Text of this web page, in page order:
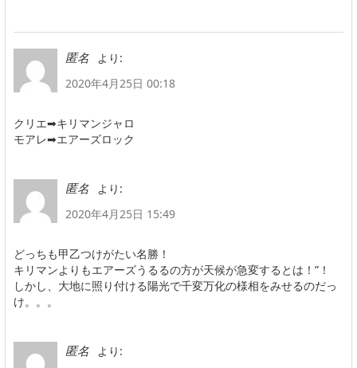
匿名
より:
2020年4月25日 00:18
クリエ➡キリマンジャロ
モアレ➡エアーズロック
匿名
より:
2020年4月25日 15:49
どっちも甲乙つけがたい名勝！
キリマンよりもエアーズうるるの方が天候が急変するとは！”！
しかし、大地に照り付ける陽光で千変万化の様相をみせるのだっ
け。。。
匿名
より: